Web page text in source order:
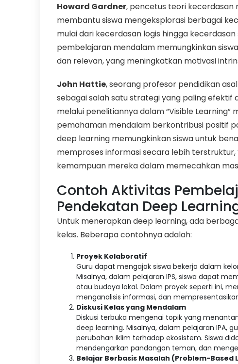
Howard Gardner, pencetus teori kecerdasan
membantu siswa mengeksplorasi berbagai
mulai dari kecerdasan logis hingga
pembelajaran mendalam memungkinkan
dan relevan, yang meningkatkan motivasi
John Hattie, seorang profesor pendidikan
sebagai salah satu strategi yang paling efektif
melalui penelitiannya dalam “Visible
pemahaman mendalam berkontribusi positif
deep learning memungkinkan siswa untuk
memproses informasi secara lebih
kemampuan mereka dalam memecahkan
Contoh Aktivitas
Pendekatan Deep
Untuk menerapkan deep learning, ada
kelas. Beberapa contohnya adalah:
Proyek Kolaboratif
Guru dapat mengajak siswa bekerja dalam
Misalnya, dalam pelajaran IPS, siswa dapat
atau budaya lokal. Dalam proyek seperti ini,
menganalisis informasi, dan
Diskusi Kelas yang Mendalam
Diskusi terbuka mengenai topik yang
deep learning. Misalnya, dalam pelajaran IPA,
perubahan iklim terhadap ekosistem. Siswa
mendengarkan pandangan teman, dan
Belajar Berbasis Masalah (Problem-Based